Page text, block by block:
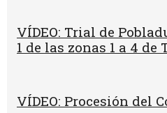
VÍDEO: Trial de
1 de las zonas 1 a 4 de
VÍDEO: Procesión del